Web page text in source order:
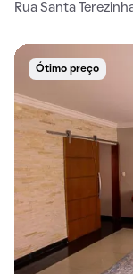
Rua Santa
Ótimo preço